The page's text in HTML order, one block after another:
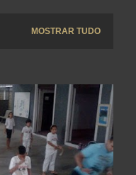
MOSTRAR TUDO